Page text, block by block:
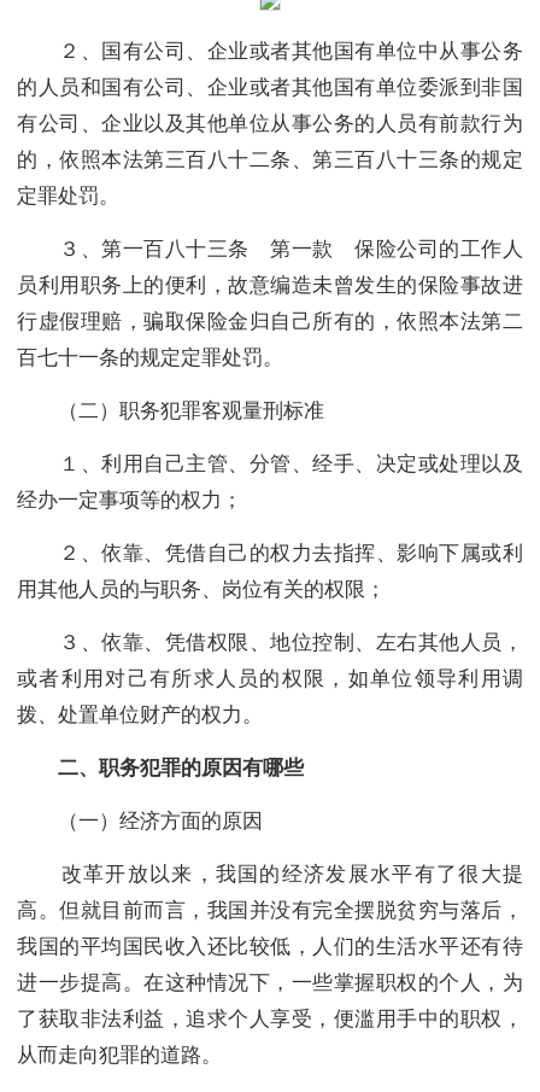
２、国有公司、企业或者其他国有单位中从事公务
的人员和国有公司、企业或者其他国有单位委派到非国
有公司、企业以及其他单位从事公务的人员有前款行为
的，依照本法第三百八十二条、第三百八十三条的规定
定罪处罚。
３、第一百八十三条 第一款 保险公司的工作人
员利用职务上的便利，故意编造未曾发生的保险事故进
行虚假理赔，骗取保险金归自己所有的，依照本法第二
百七十一条的规定定罪处罚。
（二）职务犯罪客观量刑标准
１、利用自己主管、分管、经手、决定或处理以及
经办一定事项等的权力；
２、依靠、凭借自己的权力去指挥、影响下属或利
用其他人员的与职务、岗位有关的权限；
３、依靠、凭借权限、地位控制、左右其他人员，
或者利用对己有所求人员的权限，如单位领导利用调
拨、处置单位财产的权力。
二、职务犯罪的原因有哪些
（一）经济方面的原因
改革开放以来，我国的经济发展水平有了很大提
高。但就目前而言，我国并没有完全摆脱贫穷与落后，
我国的平均国民收入还比较低，人们的生活水平还有待
进一步提高。在这种情况下，一些掌握职权的个人，为
了获取非法利益，追求个人享受，便滥用手中的职权，
从而走向犯罪的道路。